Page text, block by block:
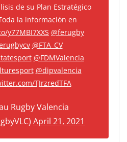
de su Plan Estratégico
la información en
y77MBI7XXS @ferugby
@FTA_CV
@FDMValencia
@dipvalencia
TJrzredTFA
Rugby Valencia
April 21, 2021